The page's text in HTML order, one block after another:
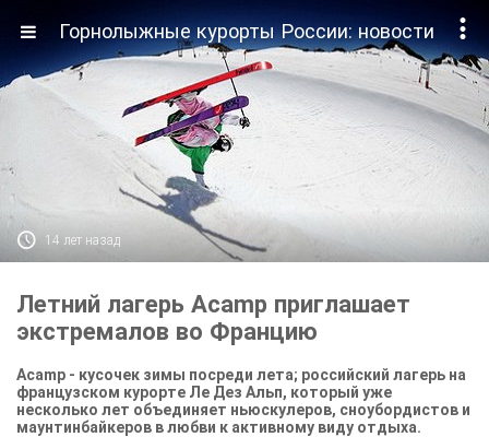

Горнолыжные курорты России: новости
 14 лет назад
Летний лагерь Acamp приглашает
экстремалов во Францию
Aсamp - кусочек зимы посреди лета; российский лагерь на
французском курорте Ле Дез Альп, который уже
несколько лет объединяет ньюскулеров, сноубордистов и
маунтинбайкеров в любви к активному виду отдыха.